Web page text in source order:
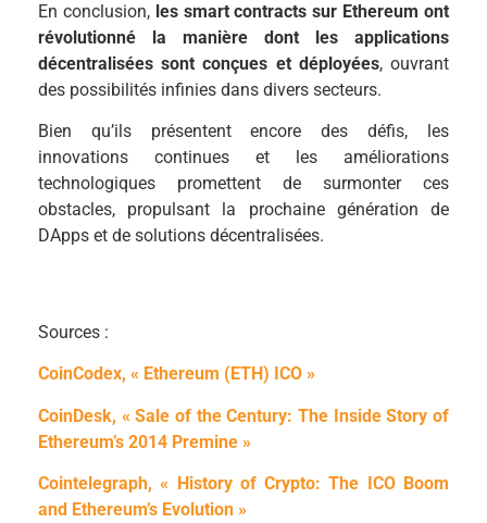
En conclusion, les smart contracts sur Ethereum ont
révolutionné la manière dont les applications
décentralisées sont conçues et déployées, ouvrant
des possibilités infinies dans divers secteurs.
Bien qu’ils présentent encore des défis, les
innovations continues et les améliorations
technologiques promettent de surmonter ces
obstacles, propulsant la prochaine génération de
DApps et de solutions décentralisées.
Sources :
CoinCodex, « Ethereum (ETH) ICO »
CoinDesk, « Sale of the Century: The Inside Story of
Ethereum’s 2014 Premine »
Cointelegraph, « History of Crypto: The ICO Boom
and Ethereum’s Evolution »